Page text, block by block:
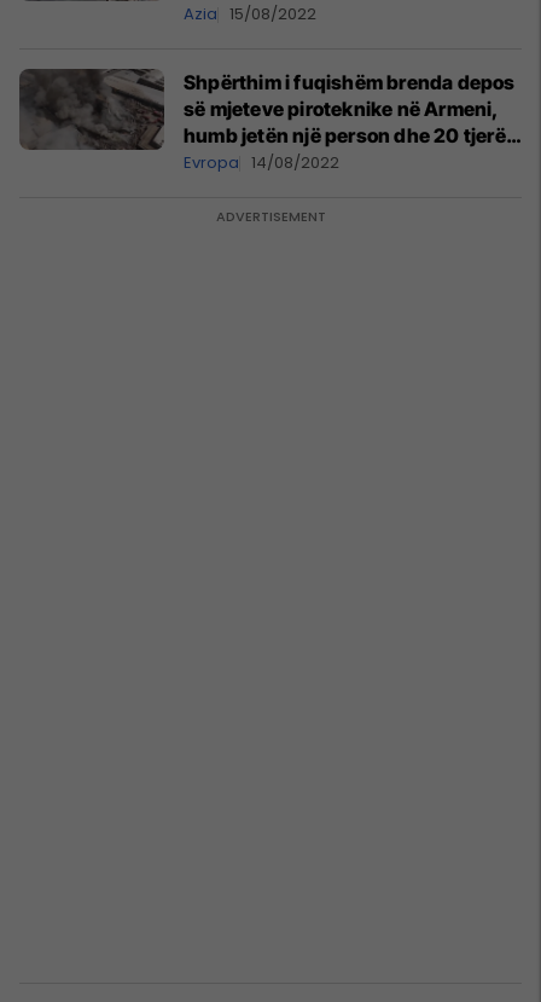
dhjetëra tjerë u lënduan
Azia 15/08/2022
Shpërthim i fuqishëm brenda depos
së mjeteve piroteknike në Armeni,
humb jetën një person dhe 20 tjerë
lëndohen
Evropa 14/08/2022